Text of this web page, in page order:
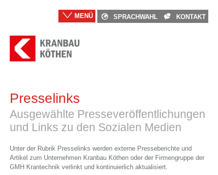
KONTAKT
SPRACHWAHL
MENÜ
Presselinks
Ausgewählte Presseveröffentlichungen
und Links zu den Sozialen Medien
Unter der Rubrik Presselinks werden externe Presseberichte und
Artikel zum Unternehmen Kranbau Köthen oder der Firmengruppe der
GMH Krantechnik verlinkt und kontinuierlich aktualisiert.